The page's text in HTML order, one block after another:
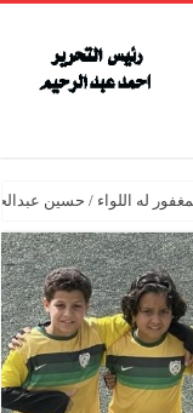
له اللواء / حسين